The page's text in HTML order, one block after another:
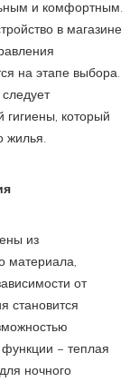
и комфортным.
в магазине
на этапе выбора.
гигиены, который
жилья.
из
материала,
от
становится
– теплая
ночного